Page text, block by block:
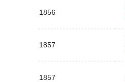
1856
1857
1857